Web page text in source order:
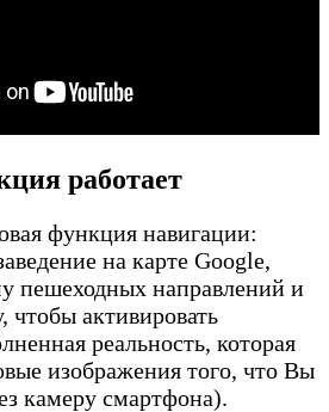
работает
функция навигации:
на карте Google,
пешеходных направлений и
активировать
реальность, которая
изображения того, что Вы
камеру смартфона).